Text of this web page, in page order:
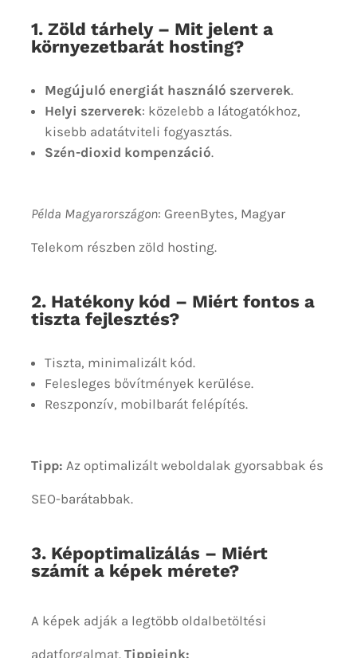
1. Zöld tárhely – Mit jelent a
környezetbarát hosting?
Megújuló energiát használó szerverek.
Helyi szerverek: közelebb a látogatókhoz,
kisebb adatátviteli fogyasztás.
Szén-dioxid kompenzáció.
Példa Magyarországon: GreenBytes, Magyar
Telekom részben zöld hosting.
2. Hatékony kód – Miért fontos a
tiszta fejlesztés?
Tiszta, minimalizált kód.
Felesleges bővítmények kerülése.
Reszponzív, mobilbarát felépítés.
Tipp: Az optimalizált weboldalak gyorsabbak és
SEO-barátabbak.
3. Képoptimalizálás – Miért
számít a képek mérete?
A képek adják a legtöbb oldalbetöltési
adatforgalmat. Tippjeink: